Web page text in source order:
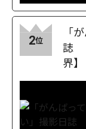
2位
「
誌
界】